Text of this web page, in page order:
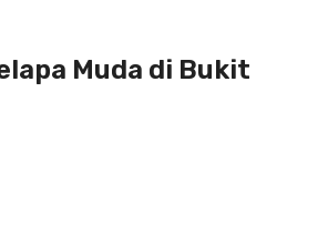
Muda di Bukit